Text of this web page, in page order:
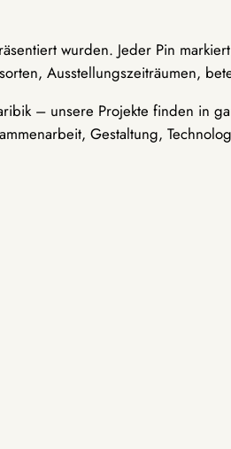
wurden. Jeder Pin
Ausstellungszeiträumen,
– unsere Projekte finden in
Gestaltung,